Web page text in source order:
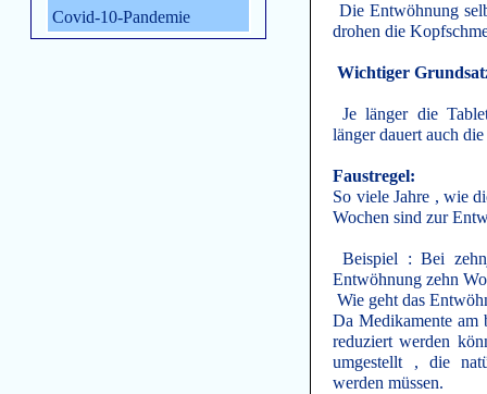
Covid-10-Pandemie
Die Entwöhnung
drohen die
Wichtiger
Je länger die
länger dauert auch
Faustregel:
So viele Jahre , wie
Wochen sind zur
Beispiel : Bei
Entwöhnung zehn
Wie geht das
Da Medikamente am
reduziert werden
umgestellt , die
werden müssen.